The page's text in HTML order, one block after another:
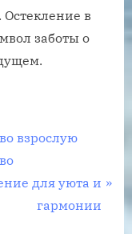
в
заботы о
взрослую
для уюта и
гармонии